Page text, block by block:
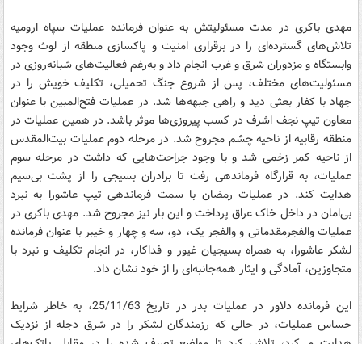
مهدی باکری در مدت مسئولیتش به عنوان فرمانده عملیات سپاه ارومیه
تلاش‌های گسترده‌ای را در برقراری امنیت و پاکسازی منطقه از لوث وجود
وابستگاه و مزدوران شرق و غرب انجام داد و به‌رغم فعالیت‌های شبانه‌روزی در
مسئولیت‌های مختلف، پس از شروع جنگ تحمیلی، تکلیف خویش را در
جهاد با کفار بعثی دید و راهی جبهه‌ها شد. در عملیات فتح‌المبین با عنوان
معاون تیپ نجف اشرف در کسب پیروزی‌ها موثر باشد. در همین عملیات در
منطقه رقابیه از ناحیه چشم مجروح شد. در مرحله دوم عملیات بیت‌المقدس
از ناحیه کمر زخمی شد و با وجود جراحت‌هایی که داشت در مرحله سوم
عملیات، به قرارگاه فرماندهی رفت تا برادران بسیجی را از پشت بی‌سیم
هدایت کند. در عملیات رمضان با سمت فرماندهی تیپ عاشورا به نبرد
بی‌امان در داخل خاک عراق پرداخت و این بار نیز مجروح شد. مهدی باکری در
عملیات والفجرمقدماتی و والفجر یک، دو، سه و چهار و خیبر با عنوان فرمانده
لشکر عاشورا، به همراه بسیجیان غیور و فداکار، در انجام تکلیف و نبرد با
متجاوزین، آمادگی و ایثار همه‌جانبه‌ای را از خود نشان داد.
این فرمانده دلاور در عملیات بدر در تاریخ 25/11/63، به خاطر شرایط
حساس عملیات، در حالی که رزمندگان لشکر را در شرق دجله از نزدیک